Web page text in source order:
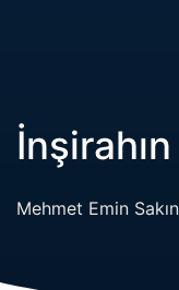
Mehmet Emin Sakın